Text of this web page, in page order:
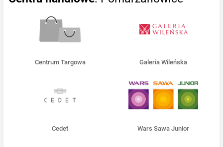
Centrum Targowa Galeria Wileńska
Cedet Wars Sawa Junior